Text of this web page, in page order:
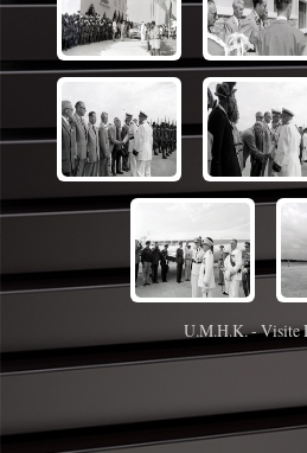
U.M.H.K. - Visite